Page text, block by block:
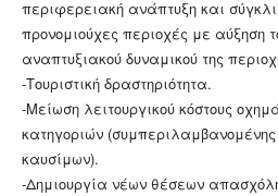
περιφερειακή ανάπτυξη και
προνομιούχες περιοχές με αύξηση
αναπτυξιακού δυναμικού της
-Τουριστική δραστηριότητα.
-Μείωση λειτουργικού κόστους
κατηγοριών (συμπεριλαμβανομένης
καυσίμων).
-Δημιουργία νέων θέσεων